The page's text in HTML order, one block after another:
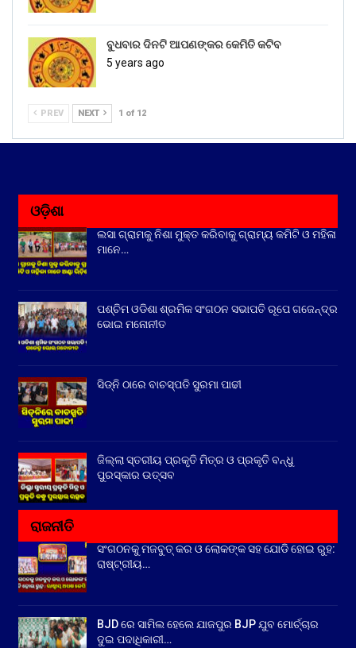
ବୁଧବାର ଦିନଟି ଆପଣଙ୍କର କେମିତି କଟିବ
5 years ago
PREV NEXT 1 of 12
ଓଡ଼ିଶା
ଲସା ଗ୍ରାମକୁ ନିଶା ମୁକ୍ତ କରିବାକୁ ଗ୍ରାମ୍ୟ କମିଟି ଓ ମହିଳା
ମାନେ…
ପଶ୍ଚିମ ଓଡିଶା ଶ୍ରମିକ ସଂଗଠନ ସଭାପତି ରୂପେ ଗଜେନ୍ଦ୍ର
ଭୋଇ ମନୋନୀତ
ସିଡ୍‌ନି ଠାରେ ବାଚସ୍ପତି ସୁରମା ପାଢୀ
ଜିଲ୍ଲା ସ୍ତରୀୟ ପ୍ରକୃତି ମିତ୍ର ଓ ପ୍ରକୃତି ବନ୍ଧୁ
ପୁରସ୍କାର ଉତ୍ସବ
ରାଜନୀତି
ସଂଗଠନକୁ ମଜବୁତ୍ କର ଓ ଲୋକଙ୍କ ସହ ଯୋଡି ହୋଇ ରୁହ:
ରାଷ୍ଟ୍ରୀୟ…
BJD ରେ ସାମିଲ ହେଲେ ଯାଜପୁର BJP ଯୁବ ମୋର୍ଚ୍ଚାର
ଦୁଇ ପଦାଧିକାରୀ…